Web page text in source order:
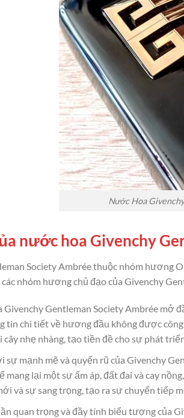
Nước Hoa
nước hoa Givenchy
Society Ambrée thuộc nhóm hương
nhóm hương chủ đạo của Givenchy
Givenchy Gentleman Society Ambrée
tin chi tiết về hương đầu không được
cây nhẹ nhàng, tạo tiền đề cho sự phát
sự mạnh mẽ và quyến rũ của Givenchy
mang lại một sự ấm áp, đất đai và cay
và sự sang trọng, tạo ra sự chuyển tiếp
quan trọng và đầy tính biểu tượng của